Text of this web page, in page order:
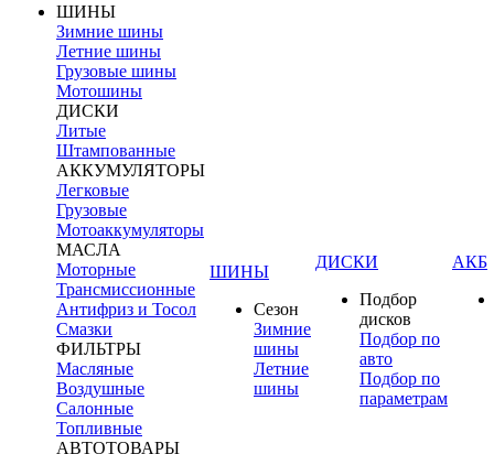
ШИНЫ
Зимние шины
Летние шины
Грузовые шины
Мотошины
ДИСКИ
Литые
Штампованные
АККУМУЛЯТОРЫ
Легковые
Грузовые
Мотоаккумуляторы
МАСЛА
Моторные
Трансмиссионные
Антифриз и Тосол
Смазки
ФИЛЬТРЫ
Масляные
Воздушные
Салонные
Топливные
АВТОТОВАРЫ
ШИНЫ
Сезон
Зимние
шины
Летние
шины
ДИСКИ
Подбор
дисков
Подбор по
авто
Подбор по
параметрам
АКБ